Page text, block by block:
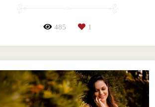
485 1